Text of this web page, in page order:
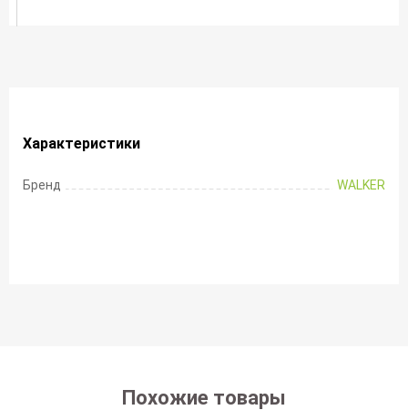
Характеристики
Бренд WALKER
Похожие товары